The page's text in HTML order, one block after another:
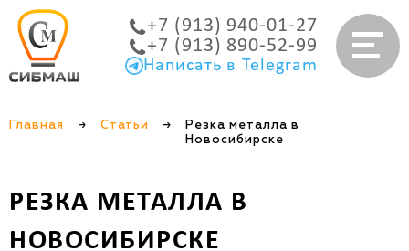
+7 (913) 940-01-27
+7 (913) 890-52-99
Написать в Telegram
Главная → Статьи →
Резка металла в
Новосибирске
РЕЗКА МЕТАЛЛА В
НОВОСИБИРСКЕ